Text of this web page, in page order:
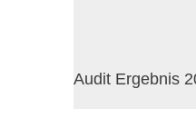
Audit Ergebnis